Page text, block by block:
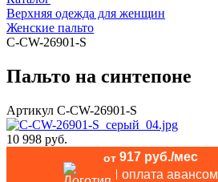
Верхняя одежда для женщин
Женские пальто
C-CW-26901-S
Пальто на синтепоне
Артикул C-CW-26901-S
10 998 руб.
от 917 руб./мес
оплата авансом